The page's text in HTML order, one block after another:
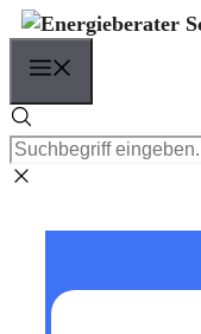
Zum
Inhalt
springen